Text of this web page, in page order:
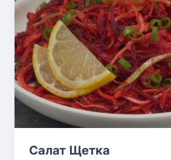
Салат Щетка